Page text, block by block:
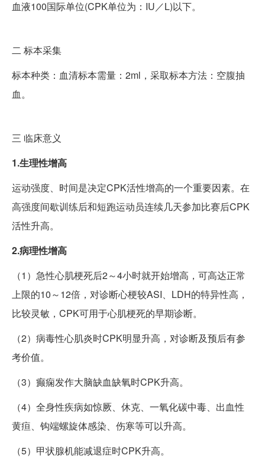
血液100国际单位(CPK单位为：IU／L)以下。
二 标本采集
标本种类：血清标本需量：2ml，采取标本方法：空腹抽
血。
三 临床意义
1.生理性增高
运动强度、时间是决定CPK活性增高的一个重要因素。在
高强度间歇训练后和短跑运动员连续几天参加比赛后CPK
活性升高。
2.病理性增高
（1）急性心肌梗死后2～4小时就开始增高，可高达正常
上限的10～12倍，对诊断心梗较ASI、LDH的特异性高，
比较灵敏，CPK可用于心肌梗死的早期诊断。
（2）病毒性心肌炎时CPK明显升高，对诊断及预后有参
考价值。
（3）癫痫发作大脑缺血缺氧时CPK升高。
（4）全身性疾病如惊厥、休克、一氧化碳中毒、出血性
黄疸、钩端螺旋体感染、伤寒等可以升高。
（5）甲状腺机能减退症时CPK升高。